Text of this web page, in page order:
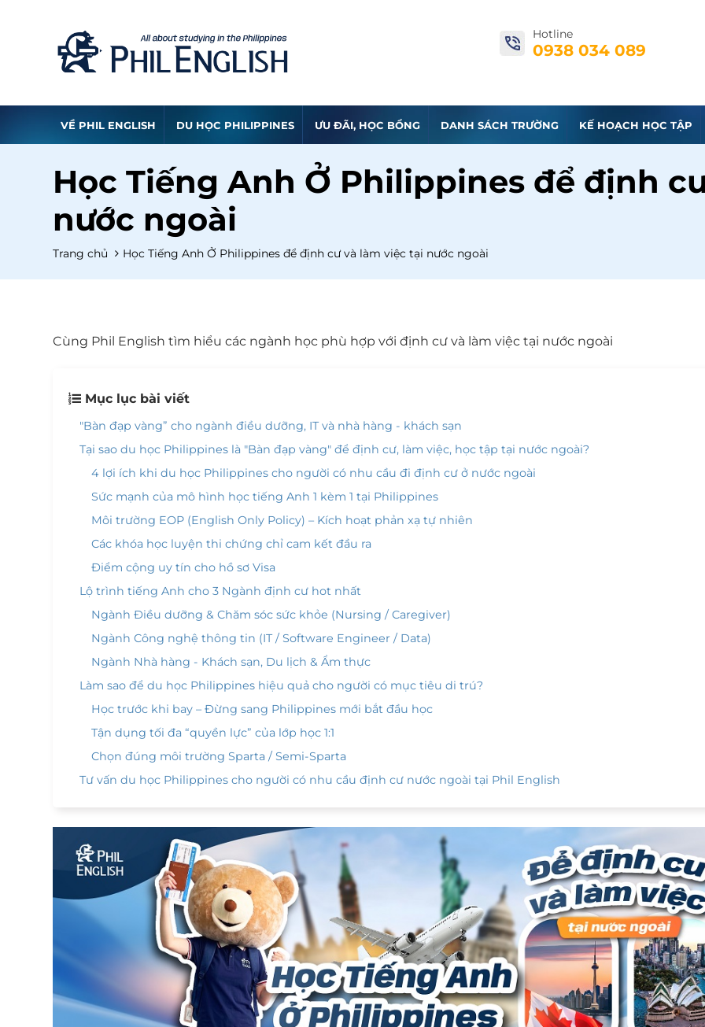
Hotline
0938 034 089
VỀ PHIL ENGLISH DU HỌC PHILIPPINES ƯU ĐÃI, HỌC BỔNG DANH SÁCH TRƯỜNG KẾ HOẠCH HỌC TẬP
Học Tiếng Anh Ở Philippines để định
nước ngoài
Trang chủ Học Tiếng Anh Ở Philippines để định cư và làm việc tại nước ngoài
Cùng Phil English tìm hiểu các ngành học phù hợp với định cư và làm việc tại nước ngoài
Mục lục bài viết
"Bàn đạp vàng” cho ngành điều dưỡng, IT và nhà hàng - khách sạn
Tại sao du học Philippines là "Bàn đạp vàng" để định cư, làm việc, học tập tại nước ngoài?
4 lợi ích khi du học Philippines cho người có nhu cầu đi định cư ở nước ngoài
Sức mạnh của mô hình học tiếng Anh 1 kèm 1 tại Philippines
Môi trường EOP (English Only Policy) – Kích hoạt phản xạ tự nhiên
Các khóa học luyện thi chứng chỉ cam kết đầu ra
Điểm cộng uy tín cho hồ sơ Visa
Lộ trình tiếng Anh cho 3 Ngành định cư hot nhất
Ngành Điều dưỡng & Chăm sóc sức khỏe (Nursing / Caregiver)
Ngành Công nghệ thông tin (IT / Software Engineer / Data)
Ngành Nhà hàng - Khách sạn, Du lịch & Ẩm thực
Làm sao để du học Philippines hiệu quả cho người có mục tiêu di trú?
Học trước khi bay – Đừng sang Philippines mới bắt đầu học
Tận dụng tối đa “quyền lực” của lớp học 1:1
Chọn đúng môi trường Sparta / Semi-Sparta
Tư vấn du học Philippines cho người có nhu cầu định cư nước ngoài tại Phil English